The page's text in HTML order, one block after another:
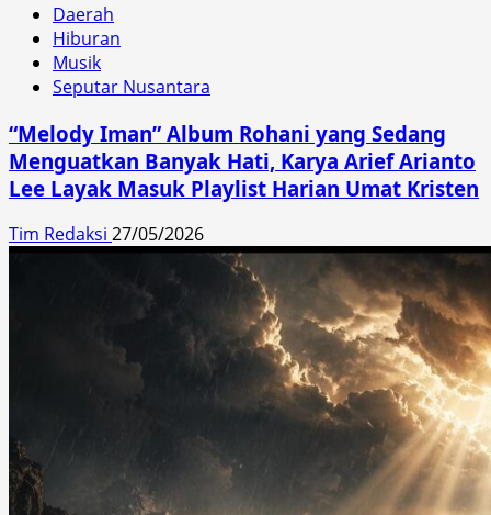
Daerah
Hiburan
Musik
Seputar Nusantara
“Melody Iman” Album Rohani yang Sedang
Menguatkan Banyak Hati, Karya Arief Arianto
Lee Layak Masuk Playlist Harian Umat Kristen
Tim Redaksi 27/05/2026